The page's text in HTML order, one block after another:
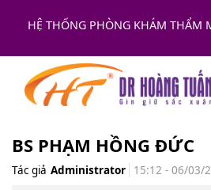
HỆ THỐNG PHÒNG KHÁM THẨM
BS PHẠM HỒNG ĐỨC
Tác giả Administrator 15:12 - 06/03/